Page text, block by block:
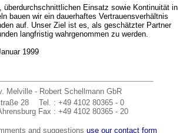
überdurchschnittlichen Einsatz sowie Kontinuität in
bauen wir ein dauerhaftes Vertrauensverhältnis
auf. Unser Ziel ist es, als geschätzter Partner
langfristig wahrgenommen zu werden.
1999
Melville - Robert Schellmann GbR
28
Tel.
Fax
: +49 4102 80365 - 0
: +49 4102 80365 - 20
and suggestions use our contact form